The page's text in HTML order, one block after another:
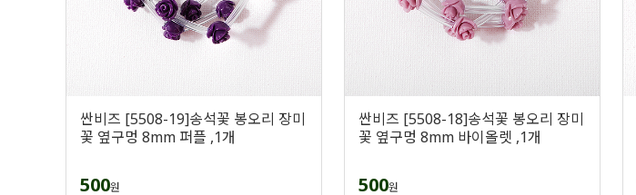
싼비즈 [5508-19]송석꽃 봉오리 장미
꽃 옆구멍 8mm 퍼플 ,1개
500원
싼비즈 [5508-18]송석꽃 봉오리 장미
꽃 옆구멍 8mm 바이올렛 ,1개
500원